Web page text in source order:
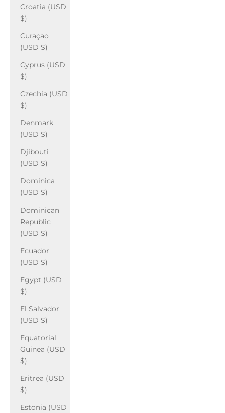
Croatia (USD
$)
Curaçao
(USD $)
Cyprus (USD
$)
Czechia (USD
$)
Denmark
(USD $)
Djibouti
(USD $)
Dominica
(USD $)
Dominican
Republic
(USD $)
Ecuador
(USD $)
Egypt (USD
$)
El Salvador
(USD $)
Equatorial
Guinea (USD
$)
Eritrea (USD
$)
Estonia (USD